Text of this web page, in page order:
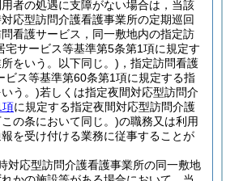
者の処遇に支障がない場合は，当該
応型訪問介護看護事業所の定期巡回
看護サービス，同一敷地内の指定訪
宅サービス等基準第5条第1項に規定す
をいう。以下同じ。) ，指定訪問看護
ビス等基準第60条第1項に規定する指
う。)若しくは指定夜間対応型訪問介
項に規定する指定夜間対応型訪問介護
の条において同じ。)の職務又は利用
を受け付ける業務に従事することが
対応型訪問介護看護事業所の同一敷地